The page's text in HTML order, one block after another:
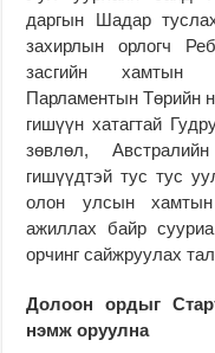
даргын Шадар
захирлын орлогч
засгийн хамтын
Парламентын Төрийн
гишүүн хатагтай
зөвлөл,
гишүүдтэй тус тус
олон улсын хамтын
ажиллах байр
орчинг сайжруулах
Долоон ордыг
нэмж оруулна